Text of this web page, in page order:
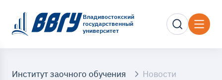
Владивостокский
государственный
университет
Институт заочного обучения Новости